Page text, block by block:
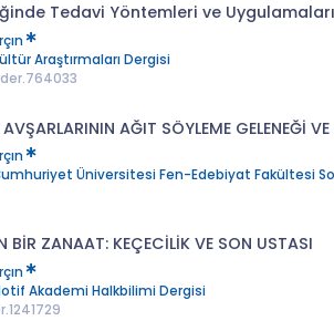
Tedavi Yöntemleri ve Uygulamaları
Araştırmaları Dergisi
AĞIT SÖYLEME GELENEĞİ VE
Üniversitesi Fen-Edebiyat Fakültesi
BİR ZANAAT: KEÇECİLİK VE SON USTASI
Akademi Halkbilimi Dergisi